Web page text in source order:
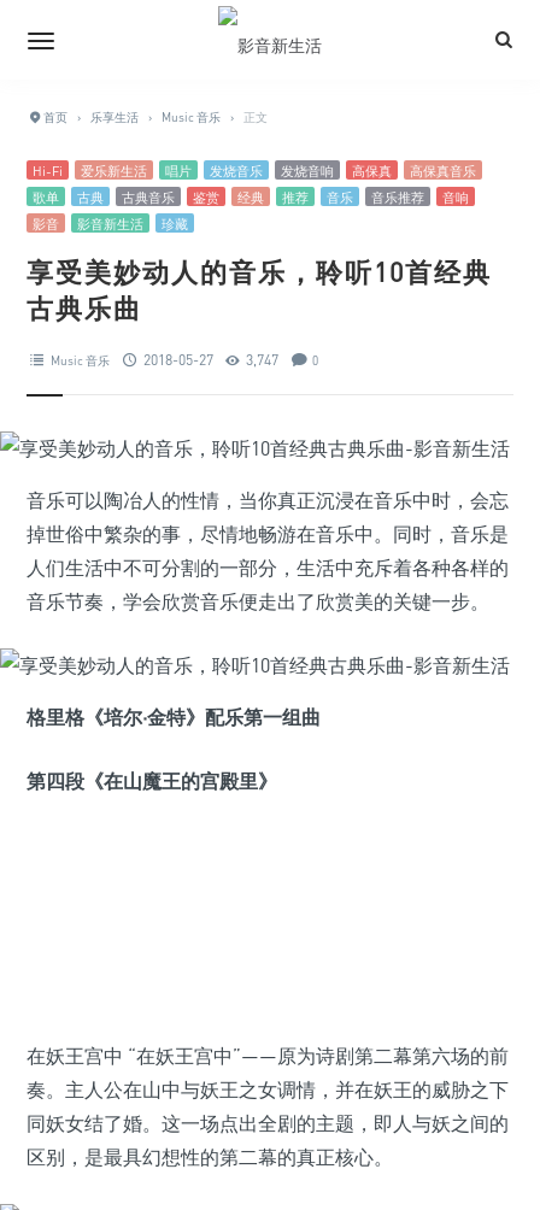
首页 › 乐享生活 › Music 音乐 › 正文
Hi-Fi 爱乐新生活 唱片 发烧音乐 发烧音响 高保真
高保真音乐
歌单
古典 古典音乐 鉴赏 经典 推荐 音乐 音乐推荐
音响
影音
影音新生活 珍藏
享受美妙动人的音乐，聆听10首经典
古典乐曲
Music 音乐 2018-05-27 3,747 0
音乐可以陶冶人的性情，当你真正沉浸在音乐中时，会忘
掉世俗中繁杂的事，尽情地畅游在音乐中。同时，音乐是
人们生活中不可分割的一部分，生活中充斥着各种各样的
音乐节奏，学会欣赏音乐便走出了欣赏美的关键一步。
格里格《培尔·金特》配乐第一组曲
第四段《在山魔王的宫殿里》
在妖王宫中 “在妖王宫中”——原为诗剧第二幕第六场的前
奏。主人公在山中与妖王之女调情，并在妖王的威胁之下
同妖女结了婚。这一场点出全剧的主题，即人与妖之间的
区别，是最具幻想性的第二幕的真正核心。